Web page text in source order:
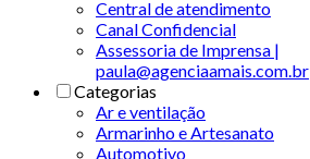
Central de atendimento
Canal Confidencial
Assessoria de Imprensa |
paula@agenciaamais.com.br
Categorias
Ar e ventilação
Armarinho e Artesanato
Automotivo